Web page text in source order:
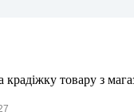
товару з